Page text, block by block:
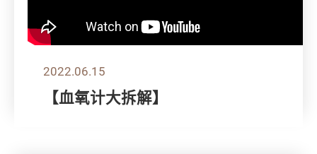
2022.06.15
【血氧计大拆解】